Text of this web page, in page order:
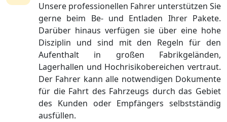
Unsere professionellen Fahrer unterstützen Sie
gerne beim Be- und Entladen Ihrer Pakete.
Darüber hinaus verfügen sie über eine hohe
Disziplin und sind mit den Regeln für den
Aufenthalt in großen Fabrikgeländen,
Lagerhallen und Hochrisikobereichen vertraut.
Der Fahrer kann alle notwendigen Dokumente
für die Fahrt des Fahrzeugs durch das Gebiet
des Kunden oder Empfängers selbstständig
ausfüllen.